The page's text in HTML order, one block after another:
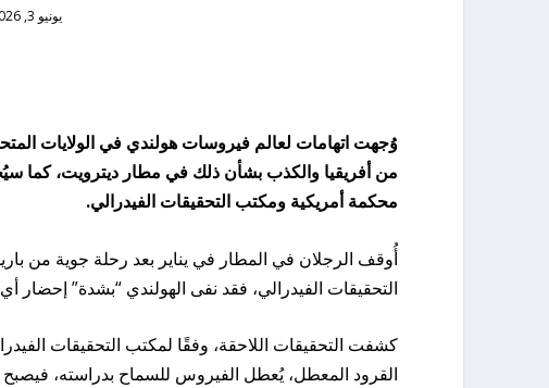
يونيو 3, 2026
من أفريقيا والكذب بشأن ذلك في مطار ديترويت، كما
محكمة أمريكية ومكتب التحقيقات الفيدرالي.
أُوقف الرجلان في المطار في يناير بعد رحلة جوية من
التحقيقات الفيدرالي، فقد نفى الهولندي “بشدة” إحضار
كشفت التحقيقات اللاحقة، وفقًا لمكتب التحقيقات
القرود المعطل، يُعطل الفيروس للسماح بدراسته، فيصبح